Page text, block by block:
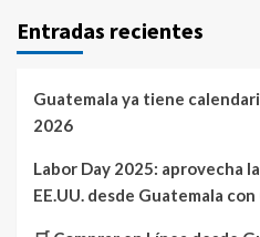
Entradas recientes
Guatemala ya tiene
2026
Labor Day 2025: aprovecha
EE.UU. desde Guatemala con